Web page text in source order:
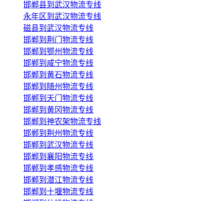
邯郸县到武汉物流专线
永年区到武汉物流专线
磁县到武汉物流专线
邯郸到荆门物流专线
邯郸到鄂州物流专线
邯郸到咸宁物流专线
邯郸到黄石物流专线
邯郸到随州物流专线
邯郸到天门物流专线
邯郸到黄冈物流专线
邯郸到神农架物流专线
邯郸到荆州物流专线
邯郸到武汉物流专线
邯郸到襄阳物流专线
邯郸到孝感物流专线
邯郸到潜江物流专线
邯郸到十堰物流专线